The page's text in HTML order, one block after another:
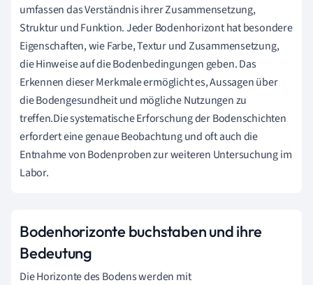
umfassen das Verständnis ihrer Zusammensetzung,
Struktur und Funktion. Jeder Bodenhorizont hat besondere
Eigenschaften, wie Farbe, Textur und Zusammensetzung,
die Hinweise auf die Bodenbedingungen geben. Das
Erkennen dieser Merkmale ermöglicht es, Aussagen über
die Bodengesundheit und mögliche Nutzungen zu
treffen.Die systematische Erforschung der Bodenschichten
erfordert eine genaue Beobachtung und oft auch die
Entnahme von Bodenproben zur weiteren Untersuchung im
Labor.
Bodenhorizonte buchstaben und ihre
Bedeutung
Die Horizonte des Bodens werden mit